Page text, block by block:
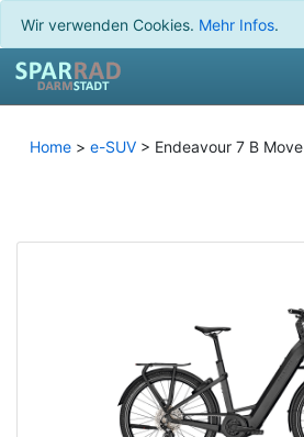
Wir verwenden Cookies. Mehr Infos.
Home> e-SUV> Endeavour 7 B